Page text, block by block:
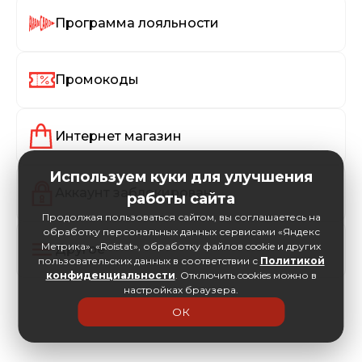
Программа лояльности
Промокоды
Интернет магазин
Аккаунт заблокирован
Другое
Используем куки для улучшения
работы сайта
Продолжая пользоваться сайтом, вы соглашаетесь на
обработку персональных данных сервисами «Яндекс
Метрика», «Roistat», обработку файлов cookie и других
пользовательских данных в соответствии с Политикой
конфиденциальности. Отключить cookies можно в
настройках браузера.
ОК